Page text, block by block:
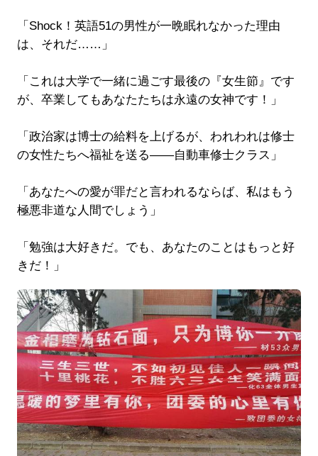
「Shock！英語51の男性が一晩眠れなかった理由
は、それだ……」
「これは大学で一緒に過ごす最後の『女生節』です
が、卒業してもあなたたちは永遠の女神です！」
「政治家は博士の給料を上げるが、われわれは修士
の女性たちへ福祉を送る――自動車修士クラス」
「あなたへの愛が罪だと言われるならば、私はもう
極悪非道な人間でしょう」
「勉強は大好きだ。でも、あなたのことはもっと好
きだ！」